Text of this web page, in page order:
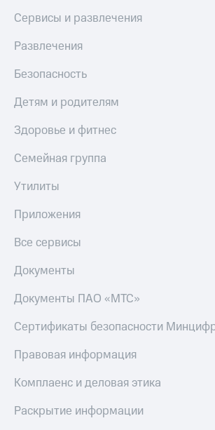
Сервисы и развлечения
Развлечения
Безопасность
Детям и родителям
Здоровье и фитнес
Семейная группа
Утилиты
Приложения
Все сервисы
Документы
Документы ПАО «МТС»
Сертификаты безопасности
Правовая информация
Комплаенс и деловая этика
Раскрытие информации